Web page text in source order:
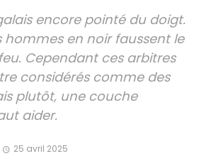
encore pointé du doigt.
hommes en noir faussent le
Cependant ces arbitres
considérés comme des
plutôt, une couche
aider.
25 avril 2025